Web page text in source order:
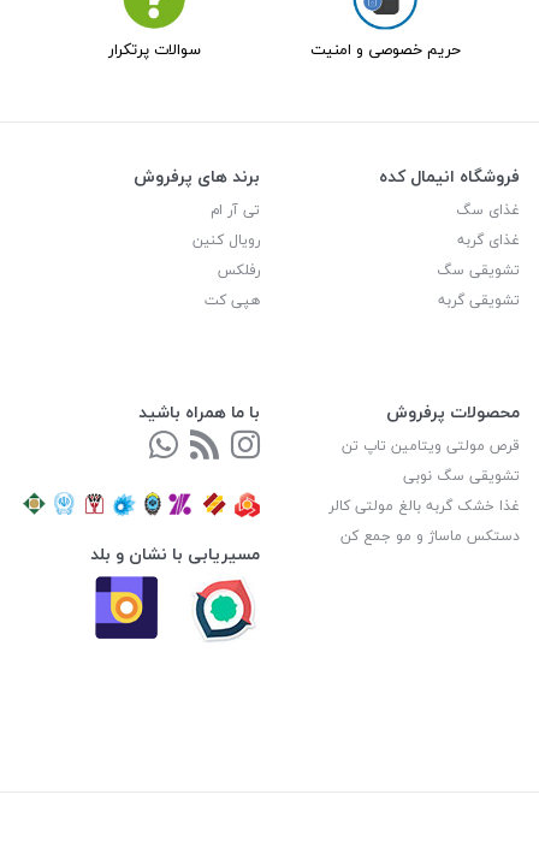
حریم خصوصی و امنیت سوالات پرتکرار
فروشگاه انیمال کده
غذای سگ
غذای گربه
تشویقی سگ
تشویقی گربه
برند های پرفروش
تی آر ام
رویال کنین
رفلکس
هپی کت
محصولات پرفروش
قرص مولتی ویتامین تاپ تن
تشویقی سگ نوبی
غذا خشک گربه بالغ مولتی کالر
دستکس ماساژ و مو جمع کن
با ما همراه باشید
مسیریابی با نشان و بلد